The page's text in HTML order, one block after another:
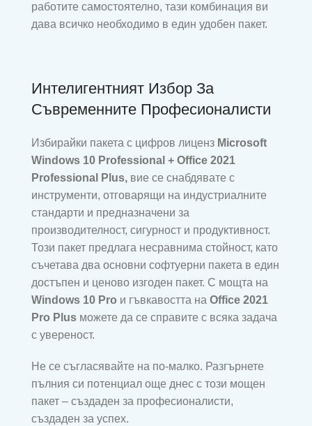
работите самостоятелно, тази комбинация ви
дава всичко необходимо в един удобен пакет.
Интелигентният Избор За
Съвременните Професионалисти
Избирайки пакета с цифров лиценз Microsoft
Windows 10 Professional + Office 2021
Professional Plus, вие се снабдявате с
инструменти, отговарящи на индустриалните
стандарти и предназначени за
производителност, сигурност и продуктивност.
Този пакет предлага несравнима стойност, като
съчетава два основни софтуерни пакета в един
достъпен и ценово изгоден пакет. С мощта на
Windows 10 Pro и гъвкавостта на Office 2021
Pro Plus можете да се справите с всяка задача
с увереност.
Не се съгласявайте на по-малко. Разгърнете
пълния си потенциал още днес с този мощен
пакет – създаден за професионалисти,
създаден за успех.